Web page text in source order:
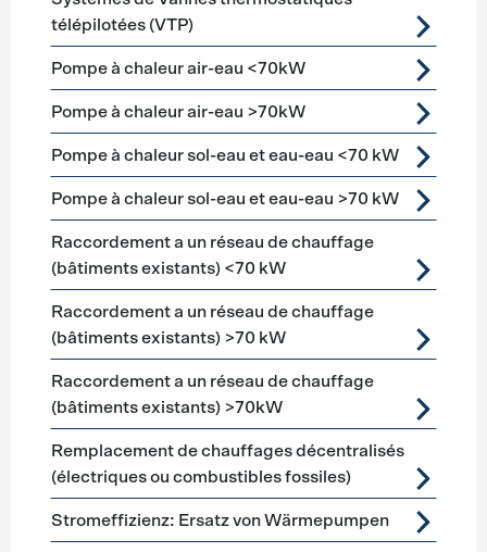
télépilotées (VTP)
Pompe à chaleur air-eau <70kW
Pompe à chaleur air-eau >70kW
Pompe à chaleur sol-eau et eau-eau <70 kW
Pompe à chaleur sol-eau et eau-eau >70 kW
Raccordement a un réseau de chauffage
(bâtiments existants) <70 kW
Raccordement a un réseau de chauffage
(bâtiments existants) >70 kW
Raccordement a un réseau de chauffage
(bâtiments existants) >70kW
Remplacement de chauffages décentralisés
(électriques ou combustibles fossiles)
Stromeffizienz: Ersatz von Wärmepumpen